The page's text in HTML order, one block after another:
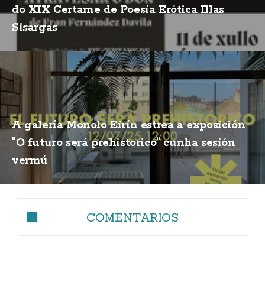
do XIX Certame de Poesía Erótica Illas
Sisargas
A galería Monolo Eirín estrea a exposición
"O futuro será prehistorico" cunha sesión
vermú
COMENTARIOS